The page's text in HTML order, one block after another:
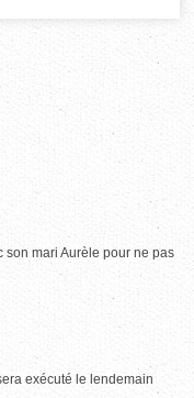
son mari Aurèle pour ne pas
exécuté le lendemain